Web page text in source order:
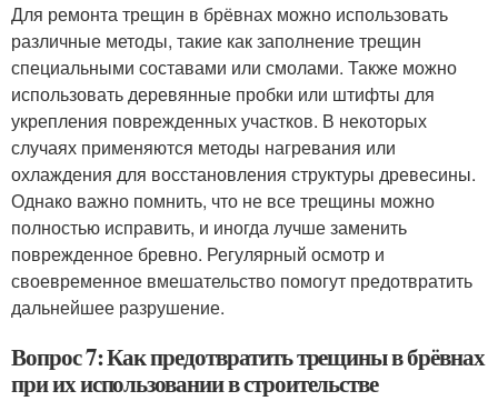
Для ремонта трещин в брёвнах можно использовать
различные методы, такие как заполнение трещин
специальными составами или смолами. Также можно
использовать деревянные пробки или штифты для
укрепления поврежденных участков. В некоторых
случаях применяются методы нагревания или
охлаждения для восстановления структуры древесины.
Однако важно помнить, что не все трещины можно
полностью исправить, и иногда лучше заменить
поврежденное бревно. Регулярный осмотр и
своевременное вмешательство помогут предотвратить
дальнейшее разрушение.
Вопрос 7: Как предотвратить трещины в брёвнах
при их использовании в строительстве